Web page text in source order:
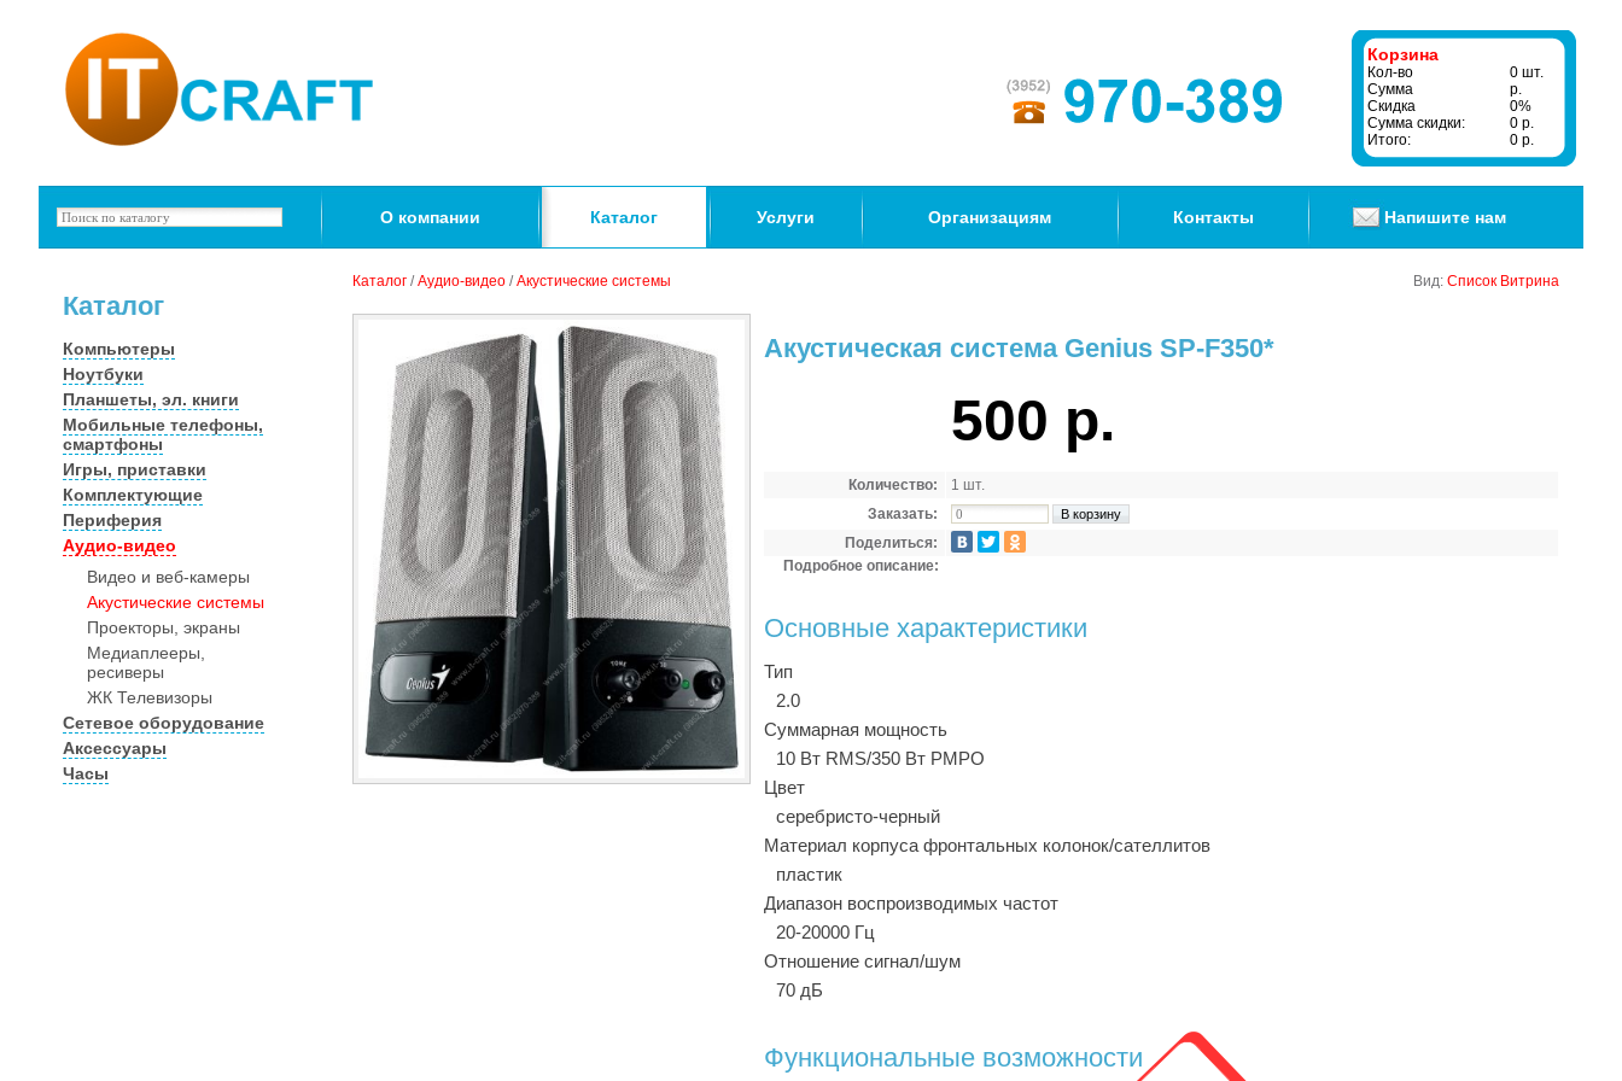
Корзина
Кол-во
0 шт.
Сумма
р.
Скидка
0%
Сумма скидки:
0 р.
Итого:
0 р.
О компании Каталог Услуги Организациям Контакты Напишите нам
Каталог
Компьютеры
Ноутбуки
Планшеты, эл. книги
Мобильные телефоны,
смартфоны
Игры, приставки
Комплектующие
Периферия
Аудио-видео
Видео и веб-камеры
Акустические системы
Проекторы, экраны
Медиаплееры,
ресиверы
ЖК Телевизоры
Сетевое оборудование
Аксессуары
Часы
Каталог /Аудио-видео /Акустические системы Вид: Список Витрина
Акустическая система Genius SP-F350*
500 р.
Количество:
1 шт.
Заказать:
Поделиться:
Подробное описание:
Основные характеристики
Тип
2.0
Суммарная мощность
10 Вт RMS/350 Вт PMPO
Цвет
серебристо-черный
Материал корпуса фронтальных колонок/сателлитов
пластик
Диапазон воспроизводимых частот
20-20000 Гц
Отношение сигнал/шум
70 дБ
Функциональные возможности